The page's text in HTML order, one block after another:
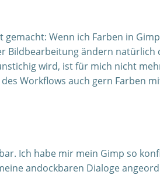
gemacht: Wenn ich Farben in
Bildbearbeitung ändern natürlich
wird, ist für mich nicht
Workflows auch gern Farben
Ich habe mir mein Gimp so
andockbaren Dialoge